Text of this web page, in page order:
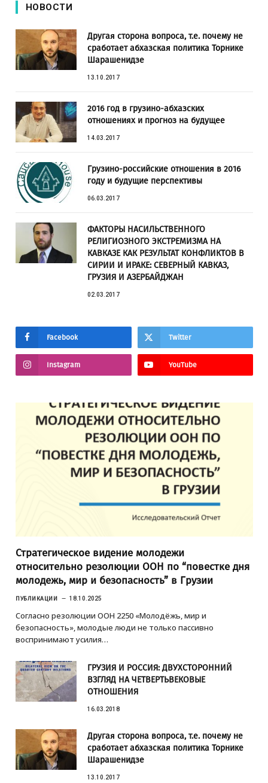
НОВОСТИ
Другая сторона вопроса, т.е. почему не
сработает абхазская политика Торнике
Шарашенидзе
13.10.2017
2016 год в грузино-абхазских
отношениях и прогноз на будущее
14.03.2017
Грузино-российские отношения в 2016
году и будущие перспективы
06.03.2017
ФАКТОРЫ НАСИЛЬСТВЕННОГО
РЕЛИГИОЗНОГО ЭКСТРЕМИЗМА НА
КАВКАЗЕ КАК РЕЗУЛЬТАТ КОНФЛИКТОВ В
СИРИИ И ИРАКЕ: СЕВЕРНЫЙ КАВКАЗ,
ГРУЗИЯ И АЗЕРБАЙДЖАН
02.03.2017
Facebook Twitter
Instagram YouTube
Стратегическое видение молодежи
относительно резолюции ООН по “повестке дня
молодежь, мир и безопасность” в Грузии
ПУБЛИКАЦИИ 18.10.2025
Согласно резолюции ООН 2250 «Молодёжь, мир и
безопасность», молодые люди не только пассивно
воспринимают усилия…
ГРУЗИЯ И РОССИЯ: ДВУХСТОРОННИЙ
ВЗГЛЯД НА ЧЕТВЕРТЬВЕКОВЫЕ
ОТНОШЕНИЯ
16.03.2018
Другая сторона вопроса, т.е. почему не
сработает абхазская политика Торнике
Шарашенидзе
13.10.2017